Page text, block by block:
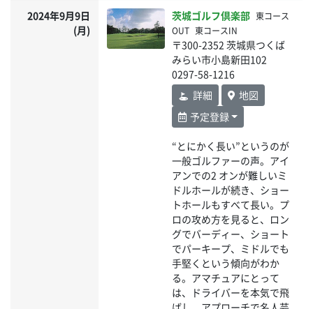
2024年9月9日
(月)
茨城ゴルフ倶楽部 東コース
OUT 東コースIN
〒300-2352 茨城県つくば
みらい市小島新田102
0297-58-1216
詳細
地図
予定登録
“とにかく長い”というのが
一般ゴルファーの声。アイ
アンでの2 オンが難しいミ
ドルホールが続き、ショー
トホールもすべて長い。プ
ロの攻め方を見ると、ロン
グでバーディー、ショート
でパーキープ、ミドルでも
手堅くという傾向がわか
る。アマチュアにとって
は、ドライバーを本気で飛